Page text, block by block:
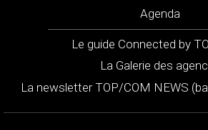
Agenda
Le guide Connected by
La Galerie des
La newsletter TOP/COM NEWS